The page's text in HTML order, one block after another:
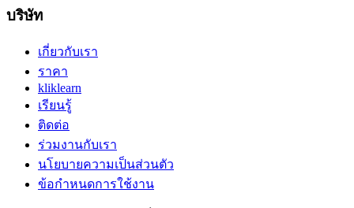
บริษัท
เกี่ยวกับเรา
ราคา
kliklearn
เรียนรู้
ติดต่อ
ร่วมงานกับเรา
นโยบายความเป็นส่วนตัว
ข้อกำหนดการใช้งาน